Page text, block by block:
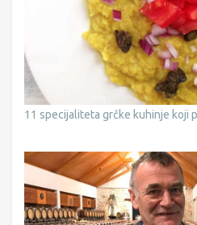
11 specijaliteta grčke kuhinje koji